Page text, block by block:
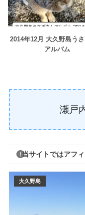
2014年12月 大久野島う
アルバム
瀬戸
当サイトではアフ
大久野島